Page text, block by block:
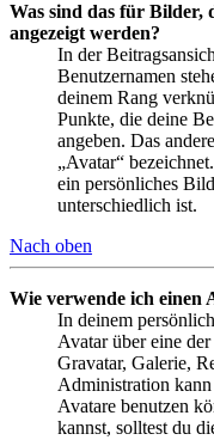
Was sind das für Bilder,
angezeigt werden?
In der
Benutzernamen
deinem Rang
Punkte, die deine
angeben. Das
„Avatar“
ein persönliches
unterschiedlich ist.
Nach oben
Wie verwende ich einen
In deinem
Avatar über eine
Gravatar, Galerie,
Administration
Avatare benutzen
kannst, solltest du